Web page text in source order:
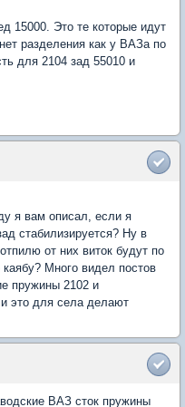
15000. Это те которые идут
разделения как у ВАЗа по
для 2104 зад 55010 и
я вам описал, если я
стабилизируется? Ну в
от них виток будут по
Много видел постов
пружины 2102 и
это для села делают
ВАЗ сток пружины